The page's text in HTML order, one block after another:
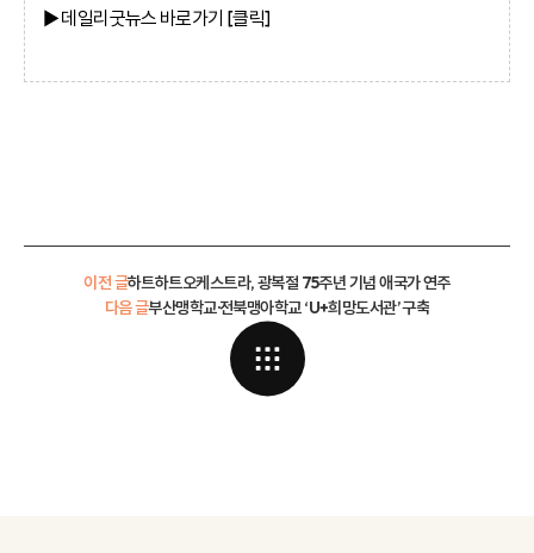
▶ 데일리굿뉴스 바로가기 [클릭]
이전 글하트하트오케스트라, 광복절 75주년 기념 애국가 연주
부산맹학교·전북맹아학교 ‘U+희망도서관’ 구축
다음 글